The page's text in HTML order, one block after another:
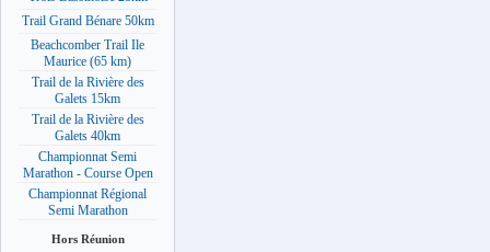
Trail Grand Bénare 50km
Beachcomber Trail Ile
Maurice (65 km)
Trail de la Rivière des
Galets 15km
Trail de la Rivière des
Galets 40km
Championnat Semi
Marathon - Course Open
Championnat Régional
Semi Marathon
Hors Réunion